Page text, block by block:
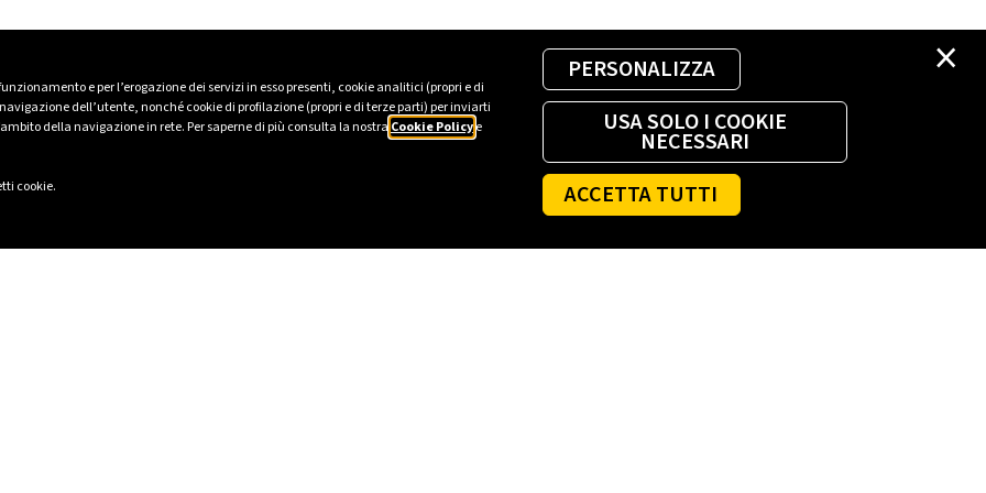
e per l’erogazione dei servizi in esso presenti, cookie analitici (propri e di
dell’utente, nonché cookie di profilazione (propri e di terze parti) per inviarti
della navigazione in rete. Per saperne di più consulta la nostra Cookie Policye
cookie.
×
PERSONALIZZA
USA SOLO I COOKIE
NECESSARI
ACCETTA TUTTI